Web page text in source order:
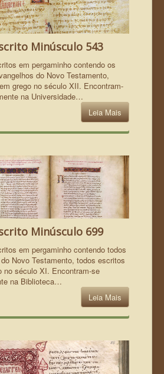
Minúsculo 543
em pergaminho contendo os
do Novo Testamento,
grego no século XII. Encontram-
na Universidade…
Leia Mais
Minúsculo 699
em pergaminho contendo todos
Novo Testamento, todos escritos
no século XI. Encontram-se
na Biblioteca…
Leia Mais